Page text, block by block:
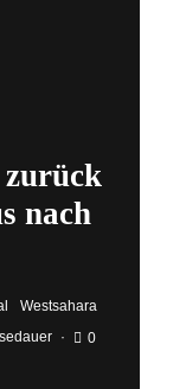
nach
Westsahara
· 0